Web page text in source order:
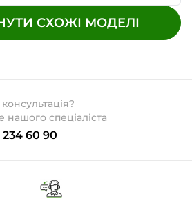
СХОЖІ МОДЕЛІ
нашого спеціаліста
234 60 90